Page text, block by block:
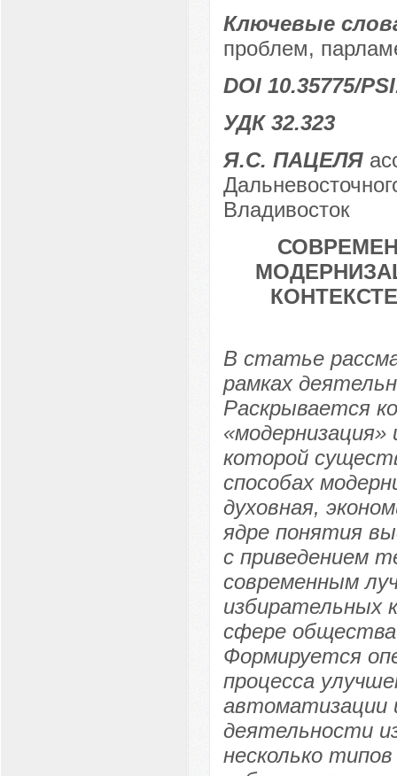
Ключевые
проблем,
DOI 10.35775/
УДК 32.323
Я.С. ПАЦЕЛЯ
Владивосток
В статье
рамках
Раскрывается
которой
способах
духовная,
ядре понятия
с приведением
современным
избирательных
сфере общества
Формируется
процесса
автоматизации
деятельности
несколько